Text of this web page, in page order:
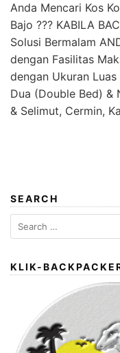
Anda Mencari Kos
Bajo ??? KABILA
Solusi Bermalam
dengan Fasilitas
dengan Ukuran
Dua (Double Bed) &
& Selimut, Cermin,
SEARCH
Search
for:
KLIK-